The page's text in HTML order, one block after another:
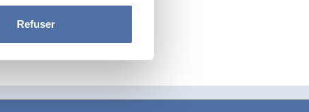
Refuser